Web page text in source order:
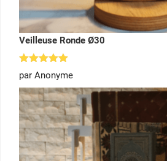
Veilleuse Ronde Ø30
Note
sur 5
par Anonyme